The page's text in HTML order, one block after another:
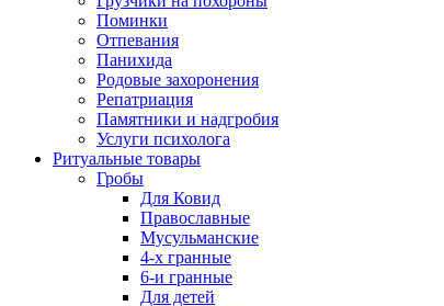
Поминки
Отпевания
Панихида
Родовые захоронения
Репатриация
Памятники и надгробия
Услуги психолога
Ритуальные товары
Гробы
Для Ковид
Православные
Мусульманские
4-х гранные
6-и гранные
Для детей